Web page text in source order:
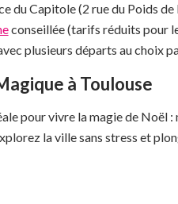
du Capitole (2 rue du Poids
conseillée (tarifs réduits pour
plusieurs départs au choix
à Toulouse
pour vivre la magie de Noël
la ville sans stress et